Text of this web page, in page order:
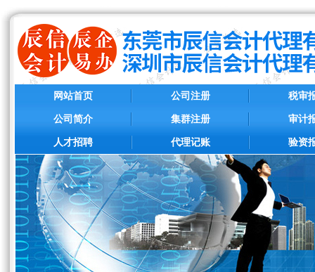
网站首页
公司简介
人才招聘
公司注册
集群注册
代理记账
税审
审计
验资